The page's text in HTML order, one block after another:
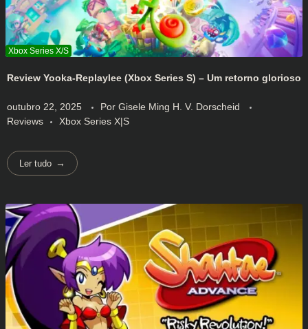
Review Yooka-Replaylee (Xbox Series S) – Um retorno glorioso
outubro 22, 2025 Por Gisele Ming H. V. Dorscheid
Reviews
Xbox Series X|S
Ler tudo